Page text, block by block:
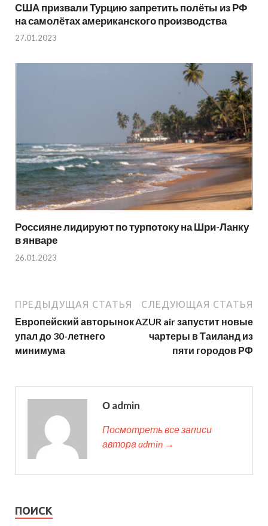
США призвали Турцию запретить полёты из РФ
на самолётах американского производства
27.01.2023
Россияне лидируют по турпотоку на Шри-Ланку
в январе
26.01.2023
ПРЕДЫДУЩАЯ СТАТЬЯ
Европейский авторынок
упал до 30-летнего
минимума
СЛЕДУЮЩАЯ СТАТЬЯ
AZUR air запустит новые
чартеры в Таиланд из
пяти городов РФ
О admin
Посмотреть все записи
автора admin →
ПОИСК